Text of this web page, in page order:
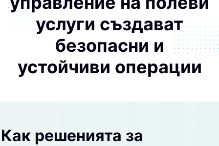
услуги създават
безопасни и
устойчиви операции
Как решенията за